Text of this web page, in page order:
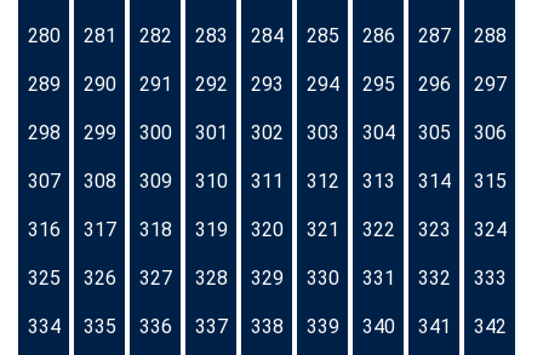
280 281 282 283 284 285 286 287 288
289 290 291 292 293 294 295 296 297
298 299 300 301 302 303 304 305 306
307 308 309 310 311 312 313 314 315
316 317 318 319 320 321 322 323 324
325 326 327 328 329 330 331 332 333
334 335 336 337 338 339 340 341 342